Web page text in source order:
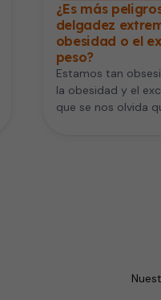
¿Es más
delgadez
obesidad o el
peso?
Estamos tan
la obesidad y el
que se nos olvida